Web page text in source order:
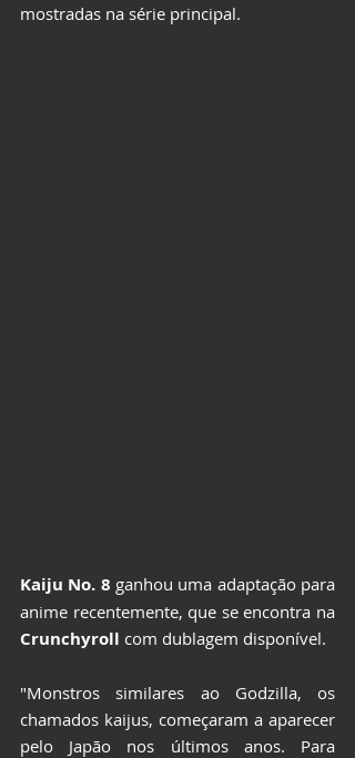
mostradas na série principal.
Kaiju No. 8 ganhou uma adaptação para
Crunchyroll com dublagem disponível.
"Monstros similares ao Godzilla, os
chamados kaijus, começaram a aparecer
pelo Japão nos últimos anos. Para